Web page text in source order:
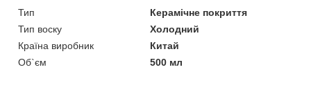
Тип
Керамічне покриття
Тип воску
Холодний
Країна виробник
Китай
Об`єм
500 мл